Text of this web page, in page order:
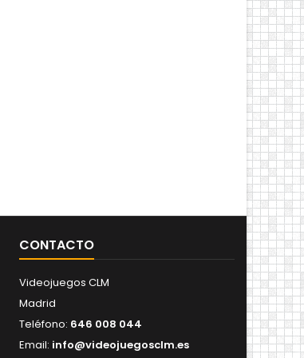
CONTACTO
Videojuegos CLM
Madrid
Teléfono: 646 008 044
Email: info@videojuegosclm.es